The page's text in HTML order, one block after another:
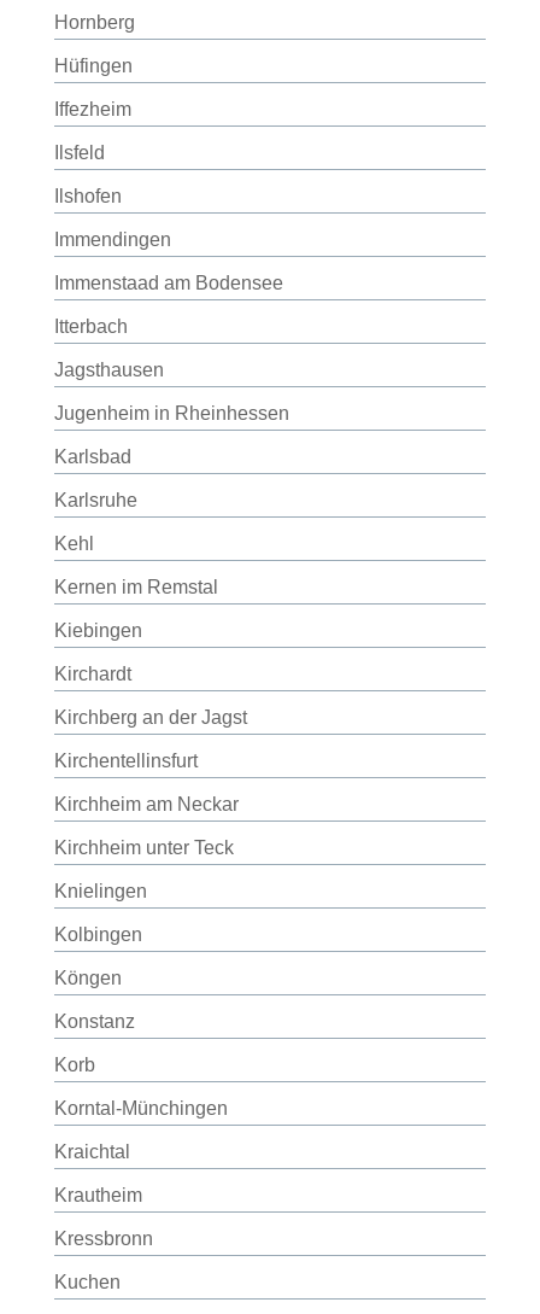
Hornberg
Hüfingen
Iffezheim
Ilsfeld
Ilshofen
Immendingen
Immenstaad am Bodensee
Itterbach
Jagsthausen
Jugenheim in Rheinhessen
Karlsbad
Karlsruhe
Kehl
Kernen im Remstal
Kiebingen
Kirchardt
Kirchberg an der Jagst
Kirchentellinsfurt
Kirchheim am Neckar
Kirchheim unter Teck
Knielingen
Kolbingen
Köngen
Konstanz
Korb
Korntal-Münchingen
Kraichtal
Krautheim
Kressbronn
Kuchen